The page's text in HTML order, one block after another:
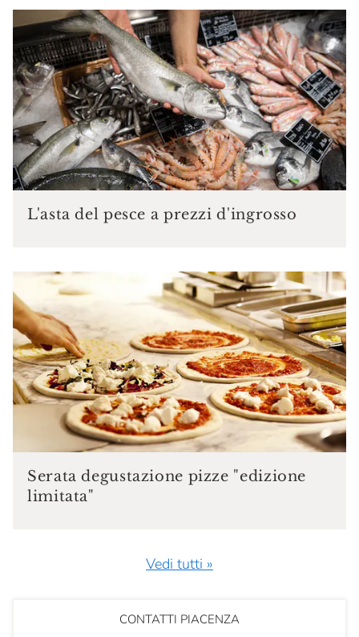
L'asta del pesce a prezzi d'ingrosso
Serata degustazione pizze "edizione
limitata"
Vedi tutti »
CONTATTI PIACENZA